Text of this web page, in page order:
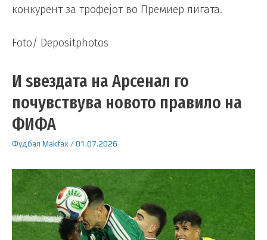
конкурент за трофејот во Премиер лигата.
Foto/ Depositphotos
И ѕвездата на Арсенал го
почувствува новото правило на
ФИФА
Фудбал Makfax/01.07.2026